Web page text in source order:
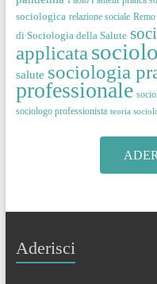
sociologica relazione sociale
di Sociologia della Salute
applicata
salute sociologia
professionale
sociologo professionista teoria
Aderisci